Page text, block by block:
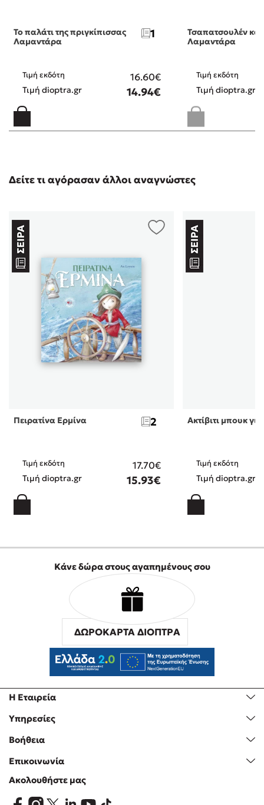
Το παλάτι της πριγκίπισσας
Λαμαντάρα
1
Τιμή εκδότη 16.60€
Τιμή dioptra.gr 14.94€
Τσαπατσουλέν και
Λαμαντάρα
Τιμή εκδότη
Τιμή dioptra.gr
Δείτε τι αγόρασαν άλλοι αναγνώστες
Πειρατίνα Ερμίνα 2
Τιμή εκδότη 17.70€
Τιμή dioptra.gr 15.93€
Ακτίβιτι μπουκ
Τιμή εκδότη
Τιμή dioptra.gr
Η Εταιρεία
Υπηρεσίες
Βοήθεια
Επικοινωνία
Κάνε δώρα στους αγαπημένους σου
ΔΩΡΟΚΑΡΤΑ ΔΙΟΠΤΡΑ
Ακολουθήστε μας